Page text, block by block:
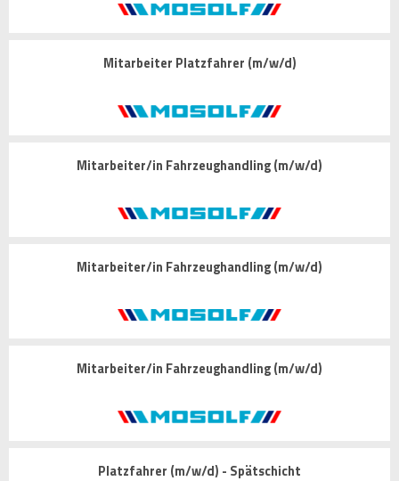
Mitarbeiter Platzfahrer (m/w/d)
Mitarbeiter/in Fahrzeughandling (m/w/d)
Mitarbeiter/in Fahrzeughandling (m/w/d)
Mitarbeiter/in Fahrzeughandling (m/w/d)
Platzfahrer (m/w/d) - Spätschicht